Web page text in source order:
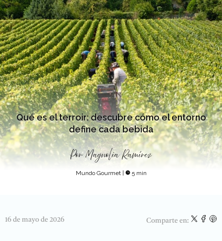
Qué es el terroir: descubre cómo el entorno
define cada bebida
Por Magnolia Ramírez
Mundo Gourmet 5 min
16 de mayo de 2026 Comparte en: